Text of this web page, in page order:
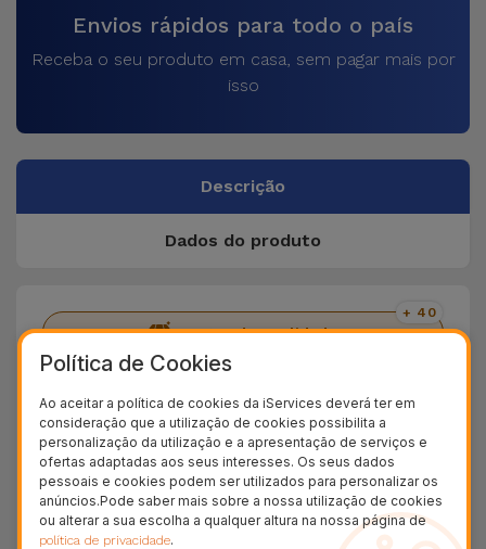
Envios rápidos para todo o país
Receba o seu produto em casa, sem pagar mais por
isso
Descrição
Dados do produto
Testes de qualidade
+ 40
Garantia Duradoura
36 Meses
Entrega Grátis
24H
Política de Cookies
Ao aceitar a política de cookies da iServices deverá ter em
consideração que a utilização de cookies possibilita a
personalização da utilização e a apresentação de serviços e
ofertas adaptadas aos seus interesses. Os seus dados
pessoais e cookies podem ser utilizados para personalizar os
anúncios.Pode saber mais sobre a nossa utilização de cookies
ou alterar a sua escolha a qualquer altura na nossa página de
política de privacidade.